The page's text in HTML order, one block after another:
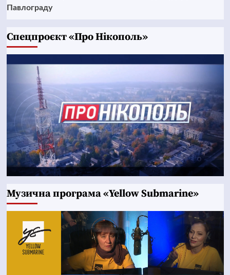
Павлограду
Cпецпроєкт «Про Нікополь»
Музична програма «Yellow Submarine»